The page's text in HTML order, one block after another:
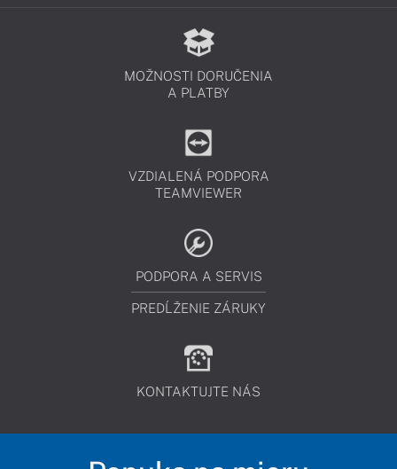
MOŽNOSTI DORUČENIA
A PLATBY
VZDIALENÁ PODPORA
TEAMVIEWER
PODPORA A SERVIS
PREDĹŽENIE ZÁRUKY
KONTAKTUJTE NÁS